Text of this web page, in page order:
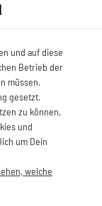
und
und auf diese
Betrieb der
müssen.
gesetzt.
zu können,
und
um Dein
welche